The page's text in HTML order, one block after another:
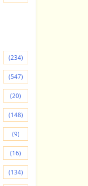
(234)
(547)
(20)
(148)
(9)
(16)
(134)